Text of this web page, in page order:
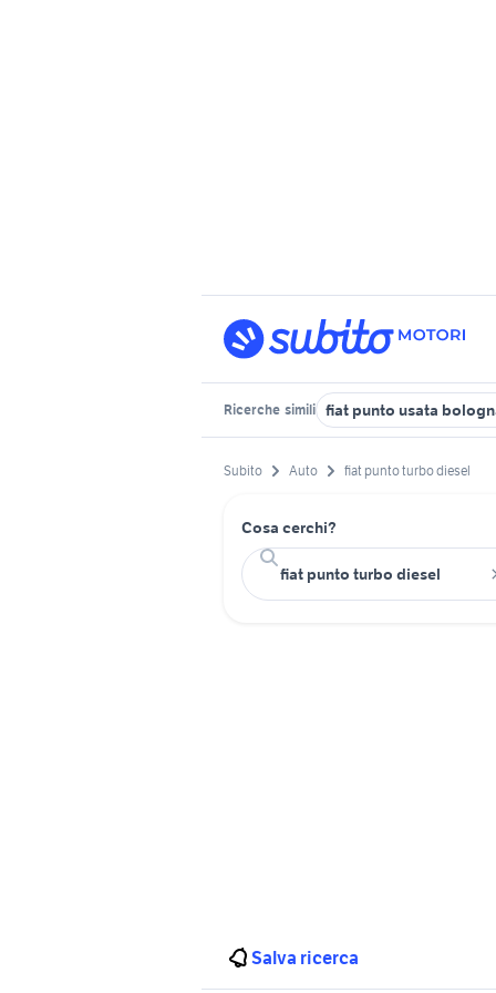
Ricerche simili fiat punto usata
Subito Auto fiat punto turbo diesel
Cosa cerchi?
Salva ricerca